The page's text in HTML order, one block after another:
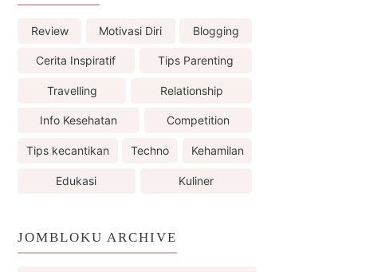
Review Motivasi Diri Blogging
Cerita Inspiratif Tips Parenting
Travelling Relationship
Info Kesehatan Competition
Tips kecantikan Techno Kehamilan
Edukasi Kuliner
JOMBLOKU ARCHIVE